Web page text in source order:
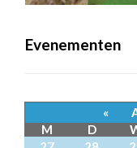
Evenementen
«
M
D